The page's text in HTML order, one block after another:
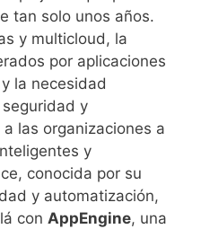
tan solo unos años.
y multicloud, la
por aplicaciones
la necesidad
y
las organizaciones a
y
conocida por su
y automatización,
con AppEngine, una